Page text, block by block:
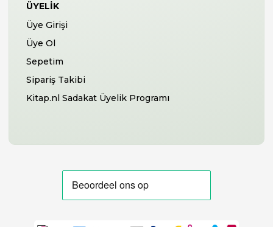
ÜYELIK
Üye Girişi
Üye Ol
Sepetim
Sipariş Takibi
Kitap.nl Sadakat Üyelik Programı